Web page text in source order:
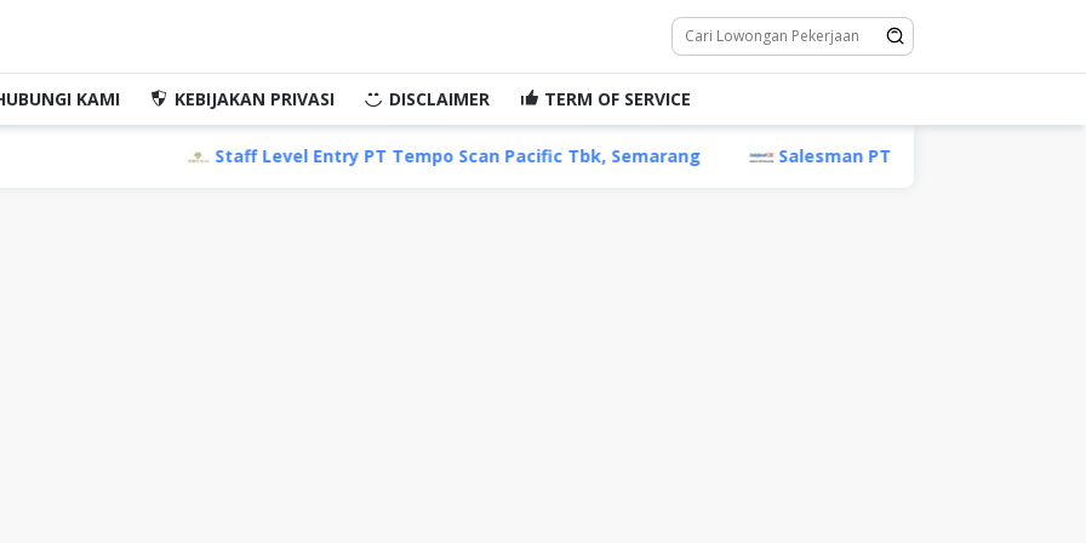
KAMI KEBIJAKAN PRIVASI DISCLAIMER TERM OF SERVICE
Staff Level Entry PT Tempo Scan Pacific Tbk, Semarang Salesman PT Indofood Sukses Makmur Tbk,